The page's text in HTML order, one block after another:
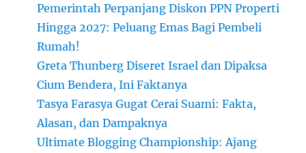
Pemerintah Perpanjang Diskon PPN Properti
Hingga 2027: Peluang Emas Bagi Pembeli
Rumah!
Greta Thunberg Diseret Israel dan Dipaksa
Cium Bendera, Ini Faktanya
Tasya Farasya Gugat Cerai Suami: Fakta,
Alasan, dan Dampaknya
Ultimate Blogging Championship: Ajang